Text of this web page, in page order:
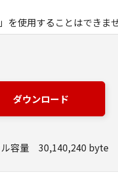
使用することはできませ
て、「本ソフトウェア
またはコンピューター
独占的権利をお客様に
るコンピューターの使用
ダウンロード
ル容量 30,140,240 byte